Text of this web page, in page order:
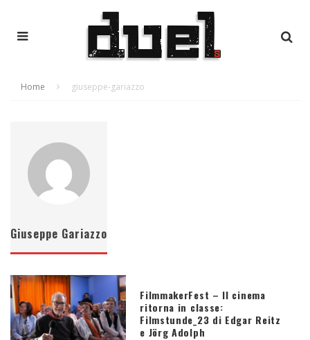
Home giuseppe-gariazzo
Giuseppe Gariazzo
FilmmakerFest – Il cinema
ritorna in classe:
Filmstunde_23 di Edgar Reitz
e Jörg Adolph